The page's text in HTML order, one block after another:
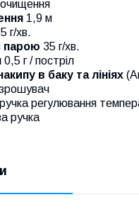
1,9 м
г/хв.
парою 35 г/хв.
0,5 г / постріл
в баку та лініях
регулювання
ручка